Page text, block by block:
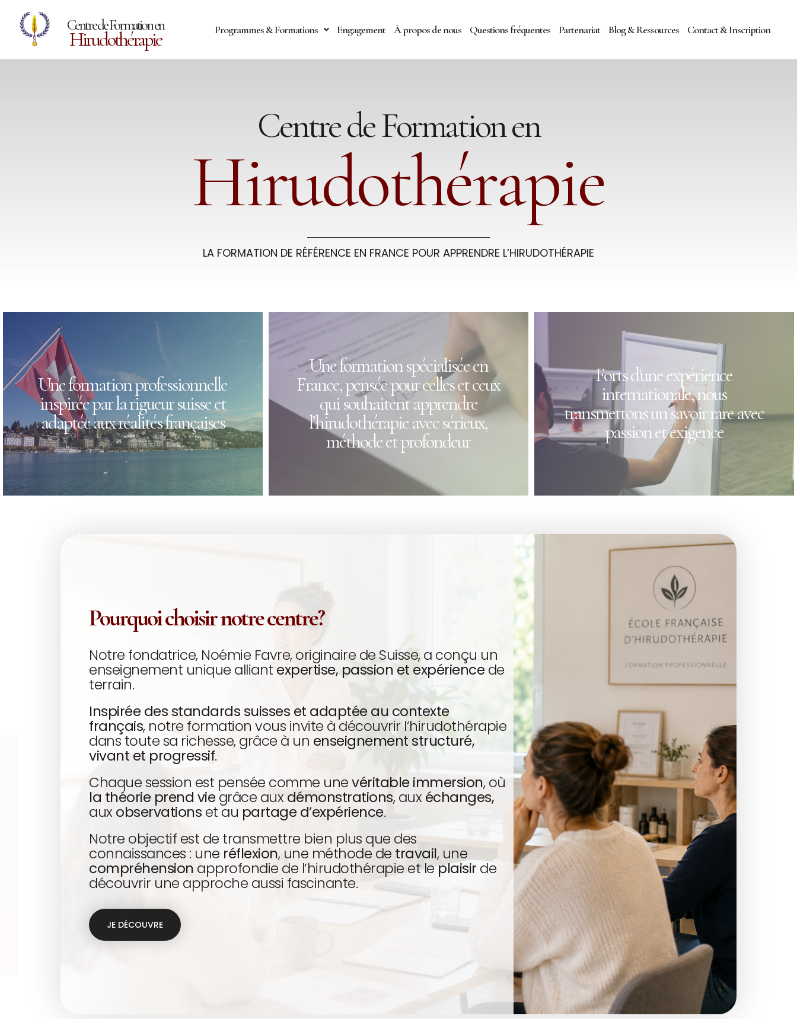
Centre de Formation en
Hirudothérapie Programmes & Formations Engagement À propos de nous Questions fréquentes Partenariat Blog & Ressources Contact & Inscription
Centre de Formation en
Hirudothérapie
LA FORMATION DE RÉFÉRENCE EN FRANCE POUR APPRENDRE L’HIRUDOTHÉRAPIE
Une formation professionnelle
inspirée par la rigueur suisse et
adaptée aux réalités françaises
Une formation spécialisée en
France, pensée pour celles et ceux
qui souhaitent apprendre
l’hirudothérapie avec sérieux,
méthode et profondeur
Forts d'une expérience
internationale, nous
transmettons un savoir rare avec
passion et exigence
Pourquoi choisir notre centre?
Notre fondatrice, Noémie Favre, originaire de Suisse, a conçu un
enseignement unique alliant expertise, passion et expériencede
terrain.
Inspirée des standards suisses et adaptée au contexte
français, notre formation vous invite à découvrir l’hirudothérapie
dans toute sa richesse, grâce à un enseignement structuré,
vivant et progressif.
Chaque session est pensée comme unevéritable immersion, où
la théorie prend viegrâce aux démonstrations, aux échanges,
aux observations et au partage d’expérience.
Notre objectif est de transmettre bien plus que des
connaissances : une réflexion, une méthode de travail, une
compréhension approfondie de l’hirudothérapie et leplaisir de
découvrir une approche aussi fascinante.
JE DÉCOUVRE